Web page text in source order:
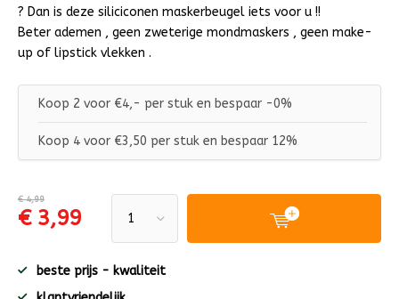
? Dan is deze siliciconen maskerbeugel iets voor u !!
Beter ademen , geen zweterige mondmaskers , geen make-
up of lipstick vlekken .
Koop 2 voor €4,- per stuk en bespaar -0%
Koop 4 voor €3,50 per stuk en bespaar 12%
€ 4,99
€ 3,99
beste prijs - kwaliteit